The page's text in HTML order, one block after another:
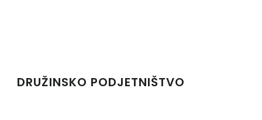
DRUŽINSKO PODJETNIŠTVO